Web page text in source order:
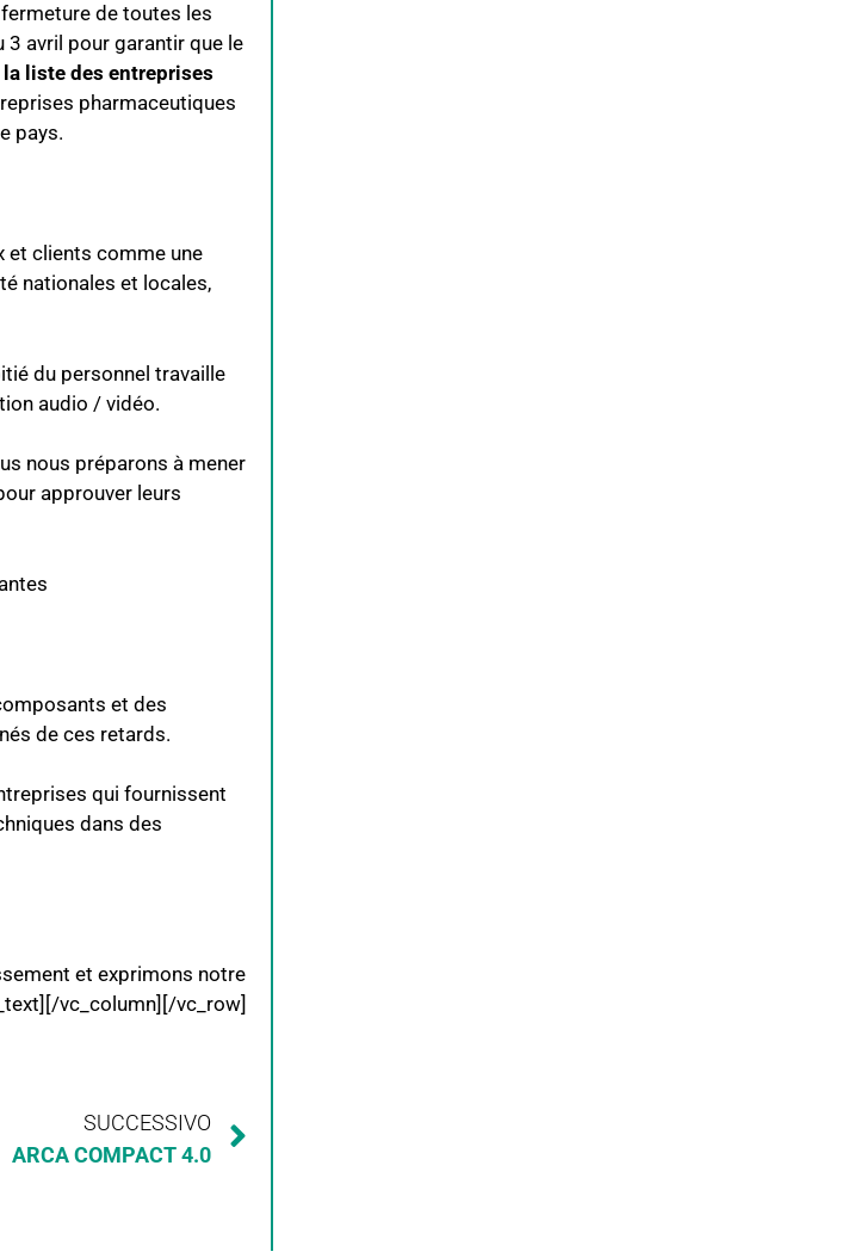
de toutes les
avril pour garantir que le
liste des entreprises
pharmaceutiques
pays.
et clients comme une
nationales et locales,
du personnel travaille
audio / vidéo.
nous préparons à mener
approuver leurs
et des
de ces retards.
qui fournissent
dans des
et exprimons notre
vc_column][/vc_row]
SUCCESSIVO
ARCA COMPACT 4.0